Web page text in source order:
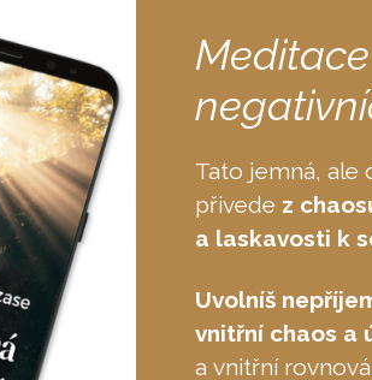
Tato jemná, ale
přivede z
a laskavosti k
Uvolníš
vnitřní chaos a
a vnitřní